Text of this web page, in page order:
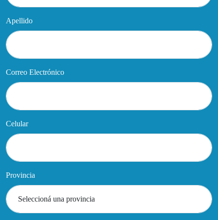
Apellido
Correo Electrónico
Celular
Provincia